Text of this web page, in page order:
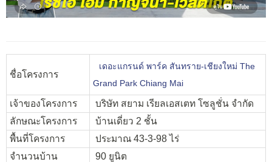
ชื่อโครงการ
เดอะแกรนด์ พาร์ค สันทราย-เชียงใหม่ The
Grand Park Chiang Mai
เจ้าของโครงการ
บริษัท สยาม เรียลเอสเตท โซลูชั่น จำกัด
ลักษณะโครงการ
บ้านเดี่ยว 2 ชั้น
พื้นที่โครงการ
ประมาณ 43-3-98 ไร่
จำนวนบ้าน
90 ยูนิต